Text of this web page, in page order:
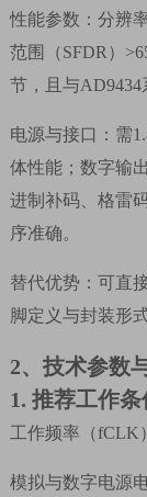
性能参数：分辨
范围（SFDR ）
节，且与AD9434
电源与接口：需
体性能；数字输
进制补码、格雷
序准确。
替代优势：可直
脚定义与封装形
2、 技术参数
1. 推荐工作条
工作频率（fCLK
模拟与数字电源